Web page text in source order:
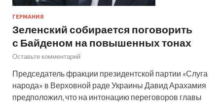
ГЕРМАНИЯ
Зеленский собирается поговорить
с Байденом на повышенных тонах
Оставьте комментарий
Председатель фракции президентской партии «Слуга
народа» в Верховной раде Украины Давид Арахамия
предположил, что на интонацию переговоров главы